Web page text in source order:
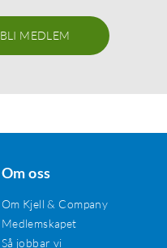
BLI MEDLEM
Om oss
Om Kjell & Company
Medlemskapet
Så jobbar vi